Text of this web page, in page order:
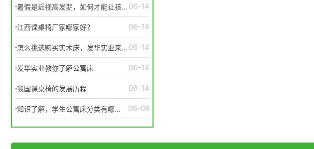
·暑假是近视高发期，如何才能让孩子
远离近视？
06-14
·江西课桌椅厂家哪家好？ 06-14
·怎么挑选购买实木床，发华实业来告
诉你！
06-14
·发华实业教你了解公寓床 06-14
·我国课桌椅的发展历程 06-14
·知识了解，学生公寓床分类有哪
些？
06-08